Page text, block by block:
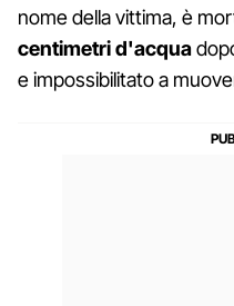
nome della vittima, è
centimetri d'acqua
e impossibilitato a